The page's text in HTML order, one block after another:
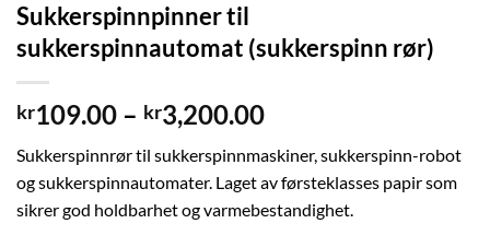
Sukkerspinnpinner til
sukkerspinnautomat (sukkerspinn rør)
kr109.00 – kr3,200.00Prisområde:
til
kr3,200.00
Sukkerspinnrør til sukkerspinnmaskiner, sukkerspinn-robot
og sukkerspinnautomater. Laget av førsteklasses papir som
sikrer god holdbarhet og varmebestandighet.